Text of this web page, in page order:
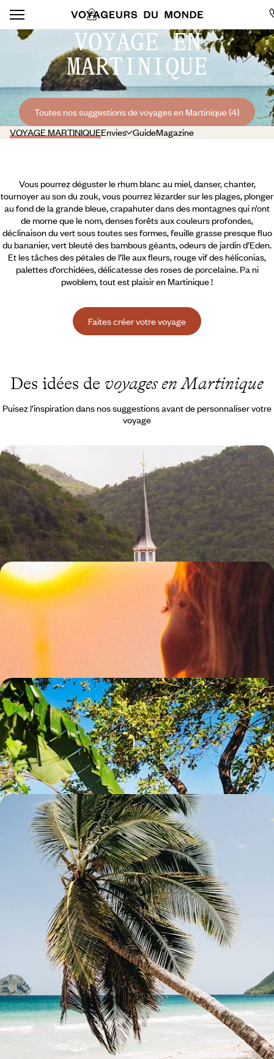
VOYAGE EN
MARTINIQUE
Toutes nos suggestions de voyages en Martinique (4)
VOYAGE MARTINIQUEEnvies GuideMagazine
Vous pourrez déguster le rhum blanc au miel, danser, chanter,
tournoyer au son du zouk, vous pourrez lézarder sur les plages, plonger
au fond de la grande bleue, crapahuter dans des montagnes qui n’ont
de morne que le nom, denses forêts aux couleurs profondes,
déclinaison du vert sous toutes ses formes, feuille grasse presque fluo
du bananier, vert bleuté des bambous géants, odeurs de jardin d’Eden.
Et les tâches des pétales de l’île aux fleurs, rouge vif des héliconias,
palettes d’orchidées, délicatesse des roses de porcelaine. Pa ni
pwoblem, tout est plaisir en Martinique !
Faites créer votre voyage
Des idées de voyages en Martinique
Puisez l’inspiration dans nos suggestions avant de personnaliser votre
voyage
Belles rencontres et maisons créoles - En trois
temps, la Martinique grand angle
Du sud paradisiaque au nord volcanique, un voyage équilibré entre
farniente sur le sable, randonnées et haltes culturelles
11 jours, de 2800 à 3900 €
Douceur tropicale et refuges intimes - En tête-à-tête
en Martinique
S'offrir la quiétude et le climat généreux des Antilles, pour buller en
9 jours, de 2900 à 4000 €
Martinique et Sainte-Lucie - Pitons, plages de rêve,
belles adresses
A travers deux îles métissées d'atmosphère créole et rastafarie, le
charme des Antilles aux paysages classés à l'Unesco
9 jours, de 3500 à 4300 €
Comme chez vous en Martinique - Villa privée et
croisière caribéenne en famille
Explorer ensemble la Martinique par la terre et par la mer – plages de
rêve, mangroves et fonds marins multicolores
9 jours, de 3900 à 5000 €
Toutes nos suggestions de voyages en Martinique (4)
Pourquoi partir avec
Voyageursen Martinique?